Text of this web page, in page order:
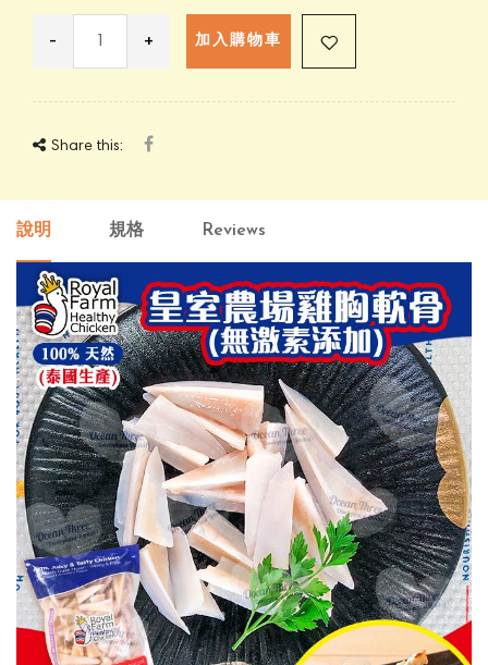
- + 加入購物車
Share this:
說明 規格 Reviews